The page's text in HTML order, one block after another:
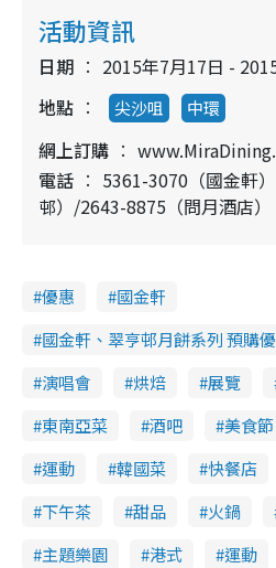
活動資訊
日期
2015年7月17日 -
地點
尖沙咀 中環
網上訂購
電話
5361-3070（國金軒
邨）/2643-8875（問月酒店）
優惠
國金軒
國金軒、翠亨邨月餅系列 預購
演唱會
烘焙 展覽
東南亞菜
酒吧 美食節
運動
韓國菜 快餐店
下午茶
甜品 火鍋
主題樂園
港式 運動